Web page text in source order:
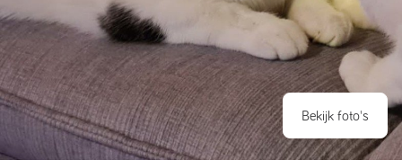
Bekijk foto's